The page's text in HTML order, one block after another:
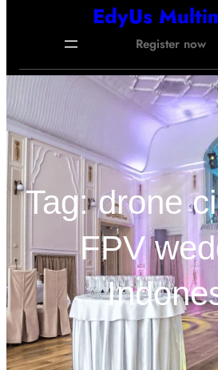
EdyUs
Register now
Tag:drone
FPV